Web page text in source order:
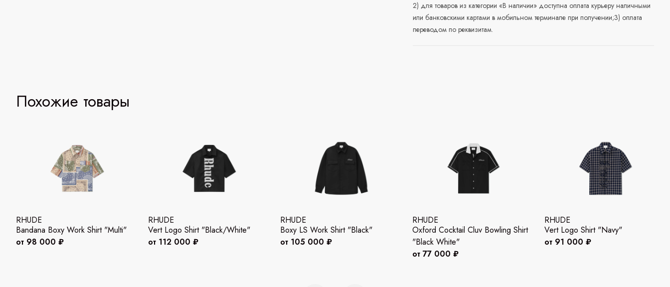
2) для товаров из категории «В наличии» доступна оплата курьеру наличными
или банковскими картами в мобильном терминале при получении;3) оплата
переводом по реквизитам.
Похожие товары
RHUDE
Bandana Boxy Work Shirt "Multi"
от 98 000 ₽
RHUDE
Vert Logo Shirt "Black/White"
от 112 000 ₽
RHUDE
Boxy LS Work Shirt "Black"
от 105 000 ₽
RHUDE
Oxford Cocktail Cluv Bowling Shirt
"Black White"
от 77 000 ₽
RHUDE
Vert Logo Shirt "Navy"
от 91 000 ₽